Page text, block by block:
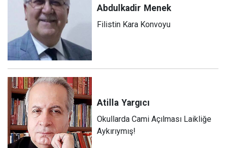
Abdulkadir Menek
Filistin Kara Konvoyu
Atilla Yargıcı
Okullarda Cami Açılması Laikliğe
Aykırıymış!